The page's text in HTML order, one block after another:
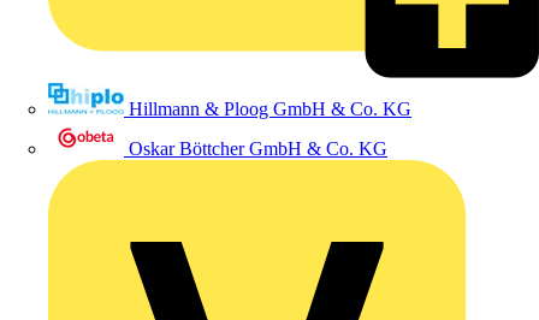
Hillmann & Ploog GmbH & Co. KG
Oskar Böttcher GmbH & Co. KG